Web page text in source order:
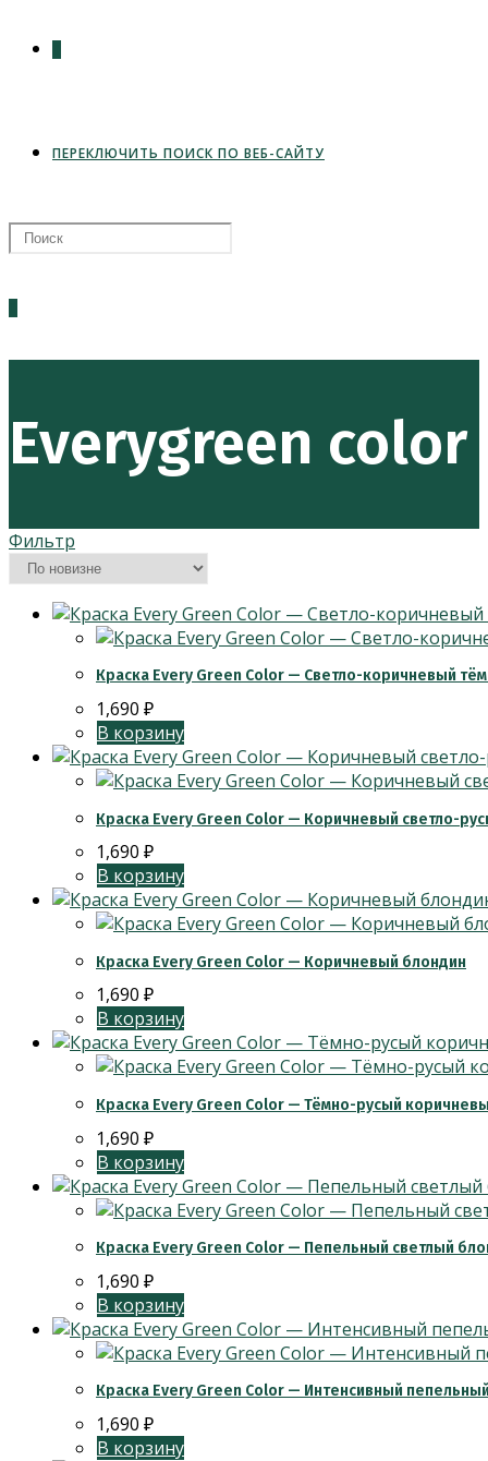
ПЕРЕКЛЮЧИТЬ ПОИСК ПО ВЕБ-САЙТУ
Everygreen color
Фильтр
Краска Every Green Color — Светло-коричневый
1,690 ₽
В корзину
Краска Every Green Color — Коричневый светло-
1,690 ₽
В корзину
Краска Every Green Color — Коричневый блондин
1,690 ₽
В корзину
Краска Every Green Color — Тёмно-русый
1,690 ₽
В корзину
Краска Every Green Color — Пепельный светлый
1,690 ₽
В корзину
Краска Every Green Color — Интенсивный
1,690 ₽
В корзину